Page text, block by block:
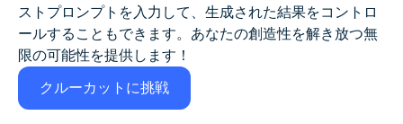
ストプロンプトを入力して、生成された結果をコントロ
ールすることもできます。あなたの創造性を解き放つ無
限の可能性を提供します！
クルーカットに挑戦